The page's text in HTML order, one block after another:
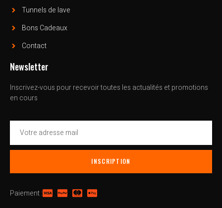
Tunnels de lave
Bons Cadeaux
Contact
Newsletter
Inscrivez-vous pour recevoir toutes les actualités et promotions
en cours
INSCRIPTION
Paiement :